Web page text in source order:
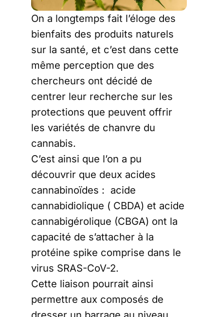
On a longtemps fait l’éloge des
bienfaits des produits naturels
sur la santé, et c’est dans cette
même perception que des
chercheurs ont décidé de
centrer leur recherche sur les
protections que peuvent offrir
les variétés de chanvre du
cannabis.
C’est ainsi que l’on a pu
découvrir que deux acides
cannabinoïdes : acide
cannabidiolique ( CBDA) et acide
cannabigérolique (CBGA) ont la
capacité de s’attacher à la
protéine spike comprise dans le
virus SRAS-CoV-2.
Cette liaison pourrait ainsi
permettre aux composés de